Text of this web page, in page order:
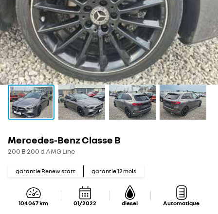
Mercedes-Benz Classe B
200 B 200 d AMG Line
garantie Renew start garantie12 mois
104 067km 01/2022 diesel Automatique